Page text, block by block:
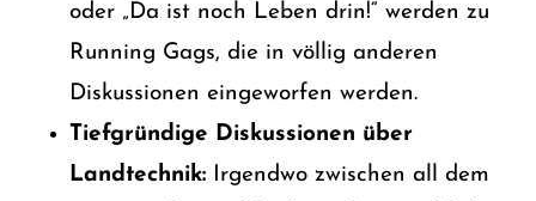
oder „Da ist noch Leben drin!“ werden zu
Running Gags, die in völlig anderen
Diskussionen eingeworfen werden.
Tiefgründige Diskussionen über
Landtechnik:Irgendwo zwischen all dem